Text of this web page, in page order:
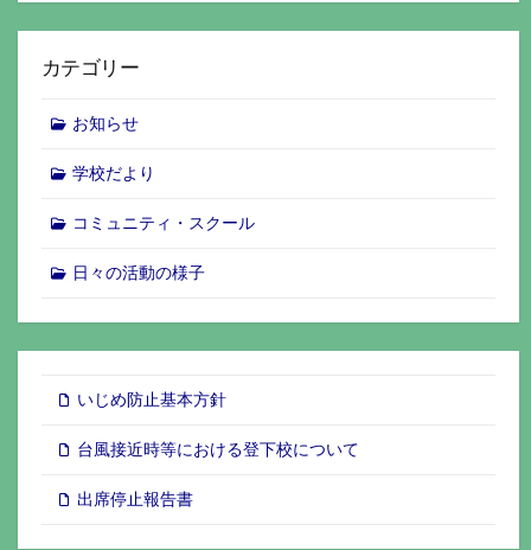
カテゴリー
お知らせ
学校だより
コミュニティ・スクール
日々の活動の様子
いじめ防止基本方針
台風接近時等における登下校について
出席停止報告書